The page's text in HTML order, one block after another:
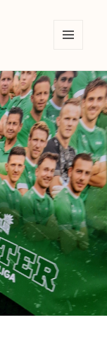
UND
WIDGETS